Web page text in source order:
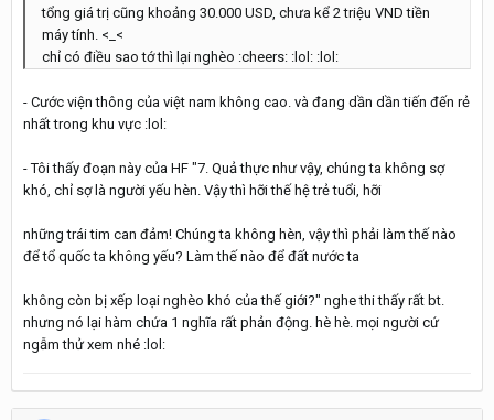
tổng giá trị cũng khoảng 30.000 USD, chưa kể 2 triệu VND tiền
máy tính. <_<
chỉ có điều sao tớ thì lại nghèo :cheers: :lol: :lol:
- Cước viện thông của việt nam không cao. và đang dần dần tiến đến rẻ
nhất trong khu vực :lol:
- Tôi thấy đoạn này của HF "7. Quả thực như vậy, chúng ta không sợ
khó, chỉ sợ là người yếu hèn. Vậy thì hỡi thế hệ trẻ tuổi, hỡi
những trái tim can đảm! Chúng ta không hèn, vậy thì phải làm thế nào
để tổ quốc ta không yếu? Làm thế nào để đất nước ta
không còn bị xếp loại nghèo khó của thế giới?" nghe thi thấy rất bt.
nhưng nó lại hàm chứa 1 nghĩa rất phản động. hè hè. mọi người cứ
ngẫm thử xem nhé :lol: